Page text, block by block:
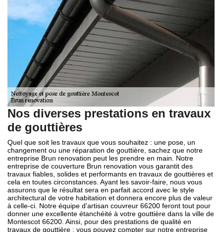
Nos diverses prestations en travaux
de gouttières
Quel que soit les travaux que vous souhaitez : une pose, un
changement ou une réparation de gouttière, sachez que notre
entreprise Brun renovation peut les prendre en main. Notre
entreprise de couverture Brun renovation vous garantit des
travaux fiables, solides et performants en travaux de gouttières et
cela en toutes circonstances. Ayant les savoir-faire, nous vous
assurons que le résultat sera en parfait accord avec le style
architectural de votre habitation et donnera encore plus de valeur
à celle-ci. Notre équipe d’artisan couvreur 66200 feront tout pour
donner une excellente étanchéité à votre gouttière dans la ville de
Montescot 66200. Ainsi, pour des prestations de qualité en
travaux de gouttière ; vous pouvez compter sur notre entreprise